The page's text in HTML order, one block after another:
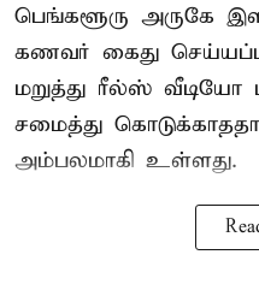
பெங்களூரு அருகே
கணவர் கைது
மறுத்து ரீல்ஸ் வீடியோ
சமைத்து
அம்பலமாகி உள்ளது.